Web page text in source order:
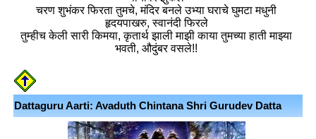
चरण शुभंकर फिरता तुमचे, मंदिर बनले उभ्या घराचे घुमटा मधुनी
हृदयपाखरु, स्वानंदी फिरले
तुम्हीच केली सारी किमया, कृतार्थ झाली माझी काया तुमच्या हाती माझ्या
भवती, औदुंबर वसले!!
Dattaguru Aarti: Avaduth Chintana Shri Gurudev Datta